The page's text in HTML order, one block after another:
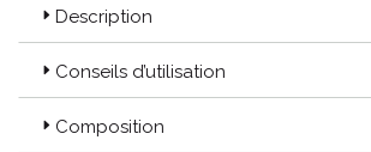
Description
Conseils d’utilisation
Composition